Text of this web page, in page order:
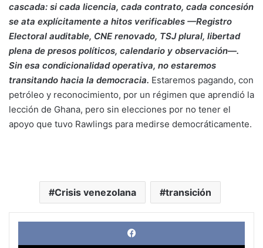
cascada: si cada licencia, cada contrato, cada concesión
se ata explícitamente a hitos verificables —Registro
Electoral auditable, CNE renovado, TSJ plural, libertad
plena de presos políticos, calendario y observación—.
Sin esa condicionalidad operativa, no estaremos
transitando hacia la democracia. Estaremos pagando, con
petróleo y reconocimiento, por un régimen que aprendió la
lección de Ghana, pero sin elecciones por no tener el
apoyo que tuvo Rawlings para medirse democráticamente.
Crisis venezolana transición
X